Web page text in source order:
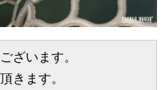
ざいます。
きます。